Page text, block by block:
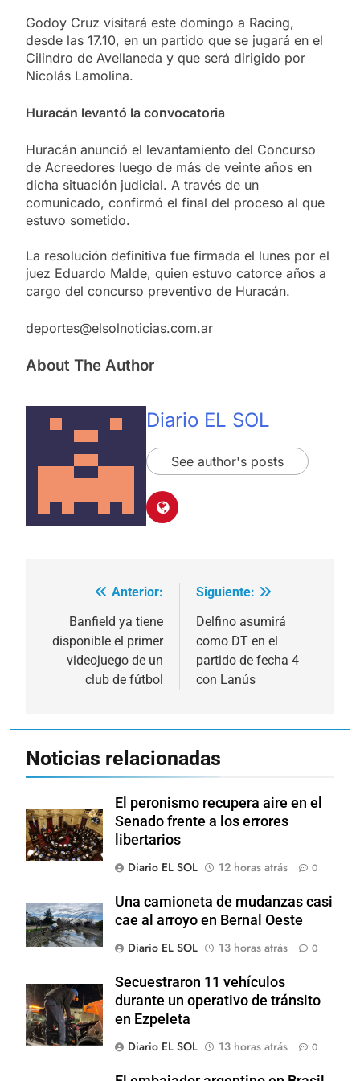
Godoy Cruz visitará este domingo a Racing,
desde las 17.10, en un partido que se jugará en el
Cilindro de Avellaneda y que será dirigido por
Nicolás Lamolina.
Huracán levantó la convocatoria
Huracán anunció el levantamiento del Concurso
de Acreedores luego de más de veinte años en
dicha situación judicial. A través de un
comunicado, confirmó el final del proceso al que
estuvo sometido.
La resolución definitiva fue firmada el lunes por el
juez Eduardo Malde, quien estuvo catorce años a
cargo del concurso preventivo de Huracán.
deportes@elsolnoticias.com.ar
About The Author
Diario EL SOL
See author's posts
Navegación
entradas
Anterior:
Banfield ya tiene
disponible el primer
videojuego de un
club de fútbol
Siguiente:
Delfino asumirá
como DT en el
partido de fecha 4
con Lanús
Noticias relacionadas
El peronismo recupera aire en el
Senado frente a los errores
libertarios
Diario EL SOL
12 horas atrás 0
Una camioneta de mudanzas casi
cae al arroyo en Bernal Oeste
Diario EL SOL
13 horas atrás 0
Secuestraron 11 vehículos
durante un operativo de tránsito
en Ezpeleta
Diario EL SOL
13 horas atrás 0